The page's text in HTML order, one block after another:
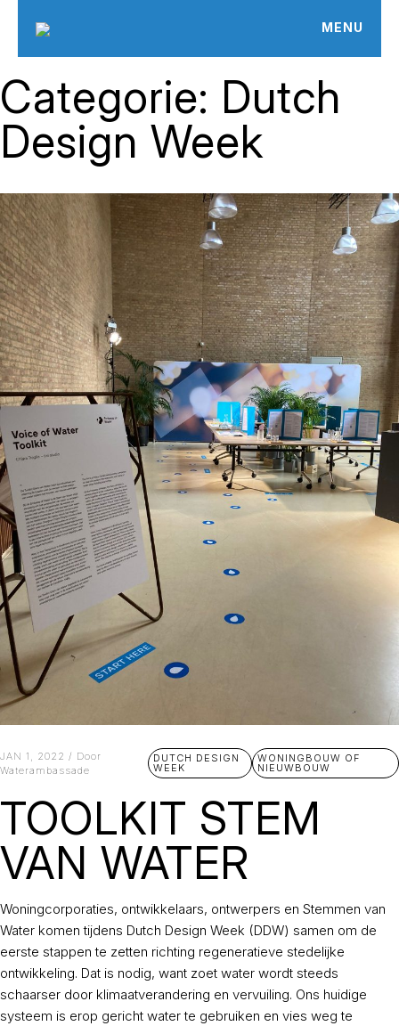
Skip
to
content
MENU
Categorie: Dutch
Design Week
JAN 1, 2022 / Door
Waterambassade
DUTCH DESIGN
WEEK
WONINGBOUW OF
NIEUWBOUW
TOOLKIT STEM
VAN WATER
Woningcorporaties, ontwikkelaars, ontwerpers en Stemmen van
Water komen tijdens Dutch Design Week (DDW) samen om de
eerste stappen te zetten richting regeneratieve stedelijke
ontwikkeling. Dat is nodig, want zoet water wordt steeds
schaarser door klimaatverandering en vervuiling. Ons huidige
systeem is erop gericht water te gebruiken en vies weg te